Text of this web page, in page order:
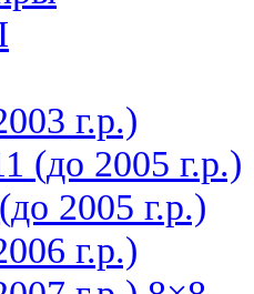
г.р.)
(до 2005 г.р.)
2005 г.р.)
г.р.)